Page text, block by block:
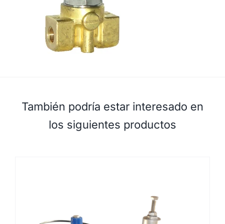
También podría estar interesado en
los siguientes productos